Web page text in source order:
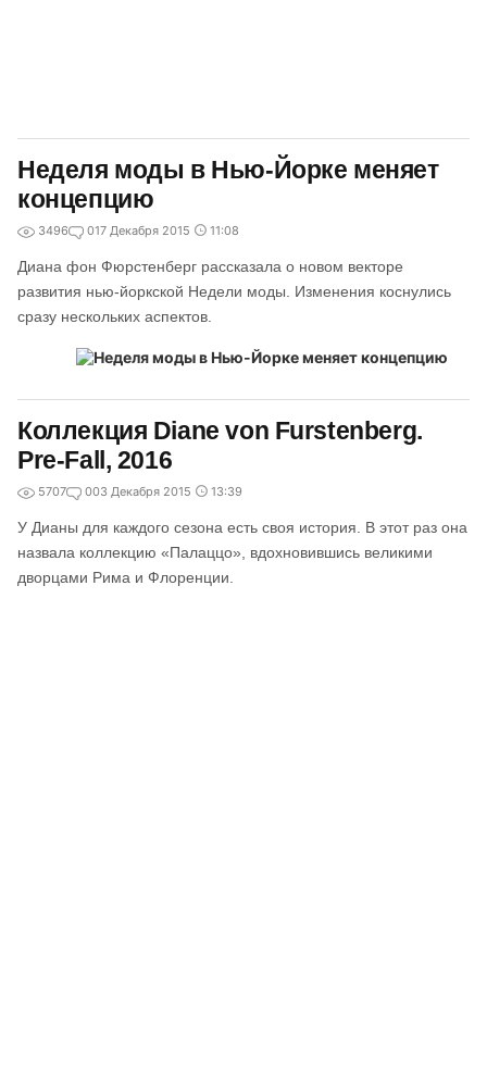
Неделя моды в Нью-Йорке меняет
концепцию
3496 017 Декабря 2015 11:08
Диана фон Фюрстенберг рассказала о новом векторе
развития нью-йоркской Недели моды. Изменения коснулись
сразу нескольких аспектов.
Коллекция Diane von Furstenberg.
Pre-Fall, 2016
5707 003 Декабря 2015 13:39
У Дианы для каждого сезона есть своя история. В этот раз она
назвала коллекцию «Палаццо», вдохновившись великими
дворцами Рима и Флоренции.